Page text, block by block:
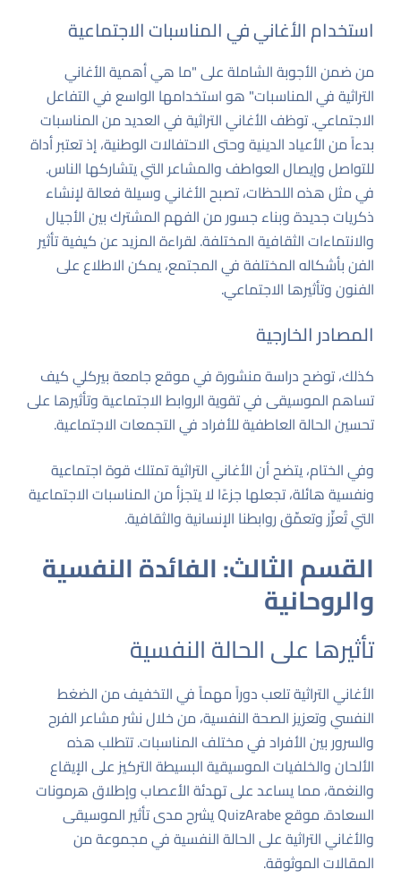
استخدام الأغاني في المناسبات الاجتماعية
من ضمن الأجوبة الشاملة على "ما هي أهمية الأغاني
التراثية في المناسبات" هو استخدامها الواسع في التفاعل
الاجتماعي. توظف الأغاني التراثية في العديد من المناسبات
بدءاً من الأعياد الدينية وحتى الاحتفالات الوطنية، إذ تعتبر أداة
للتواصل وإيصال العواطف والمشاعر التي يتشاركها الناس.
في مثل هذه اللحظات، تصبح الأغاني وسيلة فعالة لإنشاء
ذكريات جديدة وبناء جسور من الفهم المشترك بين الأجيال
والانتماءات الثقافية المختلفة. لقراءة المزيد عن كيفية تأثير
الفن بأشكاله المختلفة في المجتمع، يمكن الاطلاع على
الفنون وتأثيرها الاجتماعي.
المصادر الخارجية
كذلك، توضح دراسة منشورة في موقعجامعة بيركليكيف
تساهم الموسيقى في تقوية الروابط الاجتماعية وتأثيرها على
تحسين الحالة العاطفية للأفراد في التجمعات الاجتماعية.
وفي الختام، يتضح أن الأغاني التراثية تمتلك قوة اجتماعية
ونفسية هائلة، تجعلها جزءًا لا يتجزأ من المناسبات الاجتماعية
التي تُعزِّز وتعمِّق روابطنا الإنسانية والثقافية.
القسم الثالث: الفائدة النفسية
والروحانية
تأثيرها على الحالة النفسية
الأغاني التراثية تلعب دوراً مهماً في التخفيف من الضغط
النفسي وتعزيز الصحة النفسية، من خلال نشر مشاعر الفرح
والسرور بين الأفراد في مختلف المناسبات. تتطلب هذه
الألحان والخلفيات الموسيقية البسيطة التركيز على الإيقاع
والنغمة، مما يساعد على تهدئة الأعصاب وإطلاق هرمونات
السعادة. موقع QuizArabe
يشرح مدى تأثير الموسيقى
والأغاني التراثية على الحالة النفسية في مجموعة من
المقالات الموثوقة.